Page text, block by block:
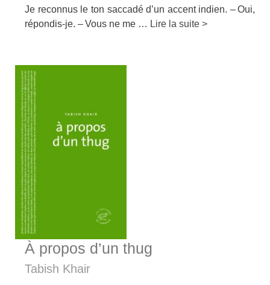
Je reconnus le ton saccadé d’un accent indien. – Oui,
répondis-je. – Vous ne me … Lire la suite >
À propos d’un thug
Tabish Khair